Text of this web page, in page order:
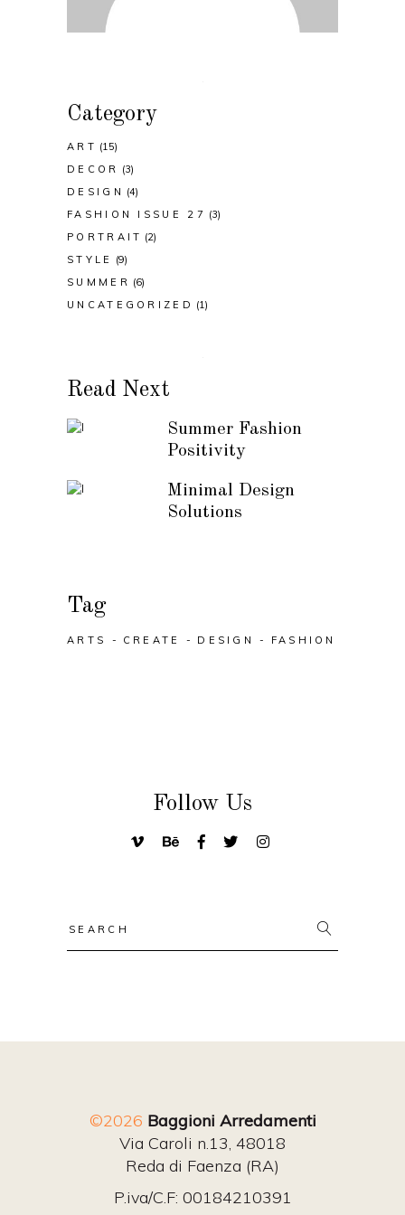
Category
ART (15)
DECOR
(3)
DESIGN (4)
FASHION ISSUE 27 (3)
PORTRAIT (2)
STYLE
(9)
SUMMER (6)
UNCATEGORIZED (1)
Read Next
Summer Fashion
Positivity
Minimal Design
Solutions
Tag
ARTS CREATE DESIGN FASHION
Follow Us
©2026 Baggioni Arredamenti
Via Caroli n.13, 48018
Reda di Faenza (RA)
P.iva/C.F: 00184210391